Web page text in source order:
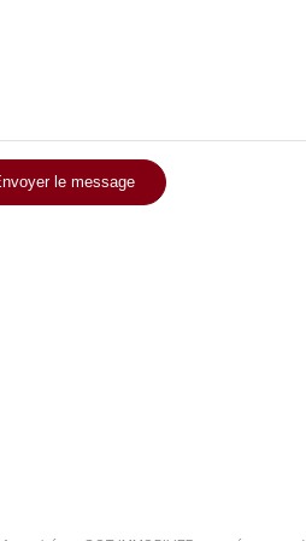
le message